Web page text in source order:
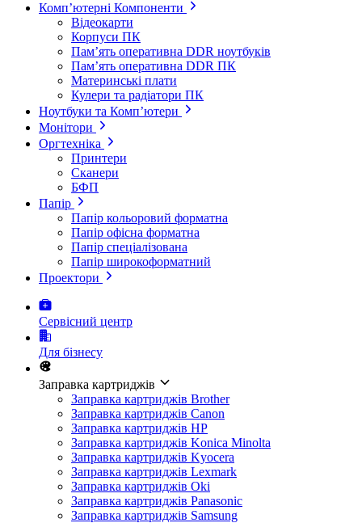
Комп’ютерні Компоненти
Відеокарти
Корпуси ПК
Пам’ять оперативна DDR ноутбуків
Пам’ять оперативна DDR ПК
Материнські плати
Кулери та радіатори ПК
Ноутбуки та Комп’ютери
Монітори
Оргтехніка
Принтери
Сканери
БФП
Папір
Папір кольоровий форматна
Папір офісна форматна
Папір спеціалізована
Папір широкоформатний
Проектори
Сервісний центр
Для бізнесу
Заправка картриджів
Заправка картриджів Brother
Заправка картриджів Canon
Заправка картриджів HP
Заправка картриджів Konica Minolta
Заправка картриджів Kyocera
Заправка картриджів Lexmark
Заправка картриджів Oki
Заправка картриджів Panasonic
Заправка картриджів Samsung